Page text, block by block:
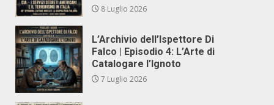
8 Luglio 2026
L’Archivio dell’Ispettore Di
Falco | Episodio 4: L’Arte di
Catalogare l’Ignoto
7 Luglio 2026